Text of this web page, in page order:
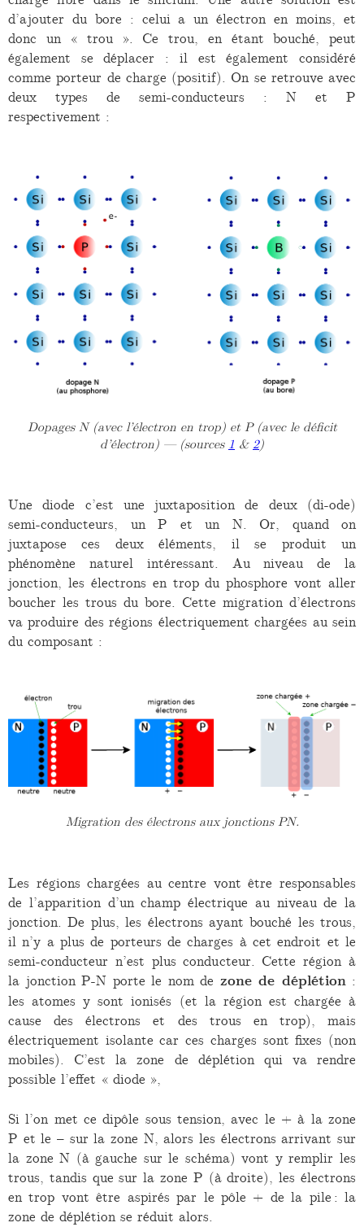
d’ajouter du bore : celui a un électron en moins, et
donc un « trou ». Ce trou, en étant bouché, peut
également se déplacer : il est également considéré
comme porteur de charge (positif). On se retrouve avec
deux types de semi-conducteurs : N et P
respectivement :
Dopages N (avec l’électron en trop) et P (avec le déficit
d’électron) — (sources 1 & 2)
Une diode c’est une juxtaposition de deux (di-ode)
semi-conducteurs, un P et un N. Or, quand on
juxtapose ces deux éléments, il se produit un
phénomène naturel intéressant. Au niveau de la
jonction, les électrons en trop du phosphore vont aller
boucher les trous du bore. Cette migration d’électrons
va produire des régions électriquement chargées au sein
du composant :
Migration des électrons aux jonctions PN.
Les régions chargées au centre vont être responsables
de l’apparition d’un champ électrique au niveau de la
jonction. De plus, les électrons ayant bouché les trous,
il n’y a plus de porteurs de charges à cet endroit et le
semi-conducteur n’est plus conducteur. Cette région à
la jonction P-N porte le nom de zone de déplétion :
les atomes y sont ionisés (et la région est chargée à
cause des électrons et des trous en trop), mais
électriquement isolante car ces charges sont fixes (non
mobiles). C’est la zone de déplétion qui va rendre
possible l’effet « diode »,
Si l’on met ce dipôle sous tension, avec le + à la zone
P et le – sur la zone N, alors les électrons arrivant sur
la zone N (à gauche sur le schéma) vont y remplir les
trous, tandis que sur la zone P (à droite), les électrons
en trop vont être aspirés par le pôle + de la pile : la
zone de déplétion se réduit alors.